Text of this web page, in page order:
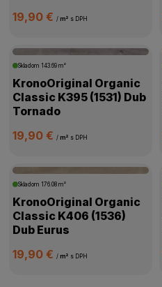
19,90 €/ m² s DPH
Skladom143.69 m²
KronoOriginal Organic
Classic K395 (1531) Dub
Tornado
19,90 €/ m² s DPH
Skladom176.08 m²
KronoOriginal Organic
Classic K406 (1536)
Dub Eurus
19,90 €/ m² s DPH